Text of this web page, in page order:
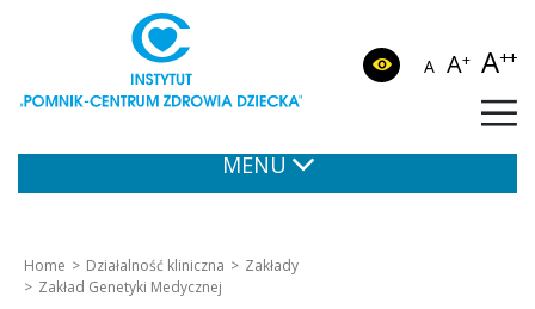
A A+ A++
MENU
Home Działalność kliniczna
Zakłady
Zakład Genetyki Medycznej